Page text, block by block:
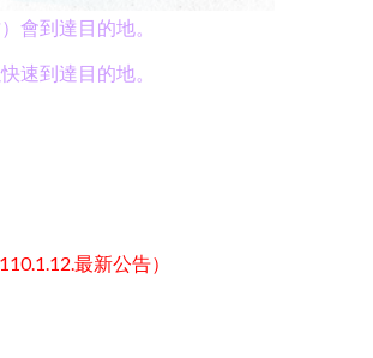
會到達目的地。
速到達目的地。
110.1.12.最新公告）